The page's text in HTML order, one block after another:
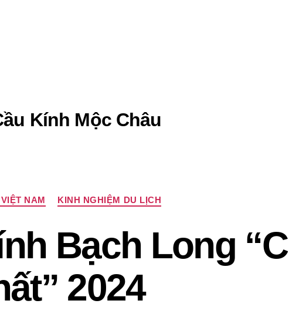
Kính Mộc Châu
Chuyên
mục
NAM KINH NGHIỆM DU LỊCH
Bạch Long
2024